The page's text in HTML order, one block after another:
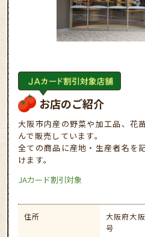
お店のご紹介
大阪市内産の野菜や加工品、花
んで販売しています。
全ての商品に産地・生産者名を
けます。
JAカード割引対象
住所
大阪府大
号